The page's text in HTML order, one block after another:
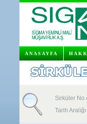
ANASAYFA
Sirküler No
Tarih Aralığı